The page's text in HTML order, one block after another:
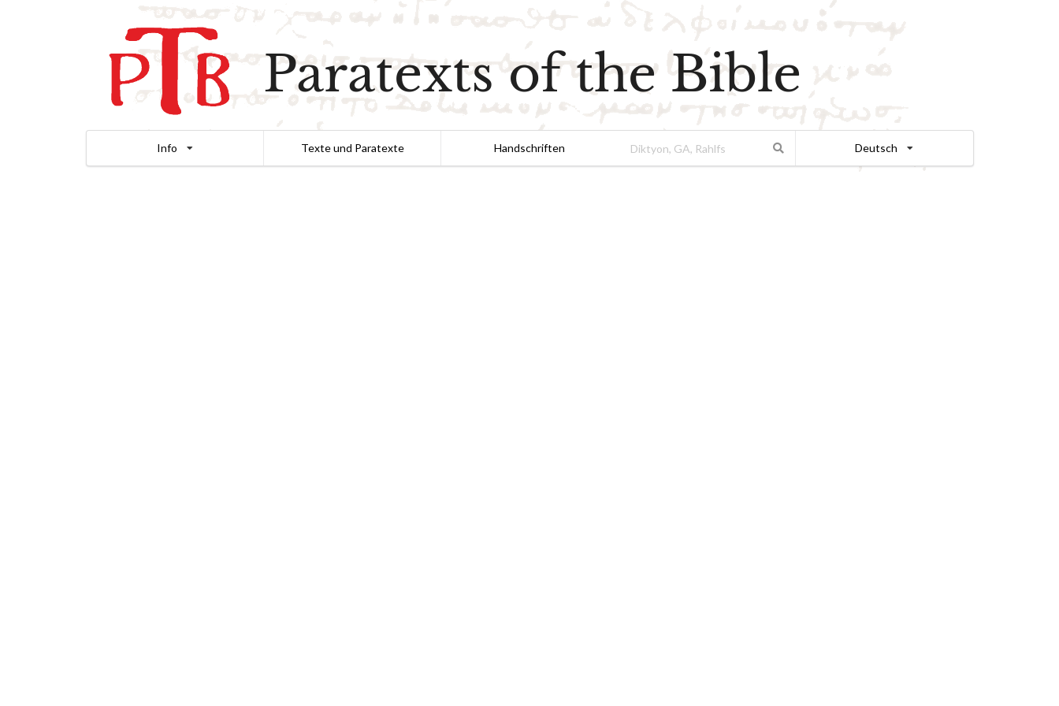
Paratexts of the Bible
Info Texte und Paratexte Handschriften Deutsch